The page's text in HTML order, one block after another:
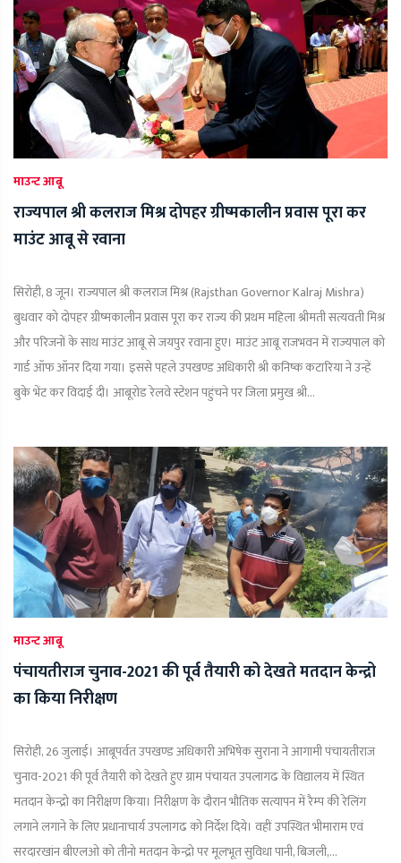
माउन्ट आबू
राज्यपाल श्री कलराज मिश्र दोपहर ग्रीष्मकालीन प्रवास पूरा कर
माउंट आबू से रवाना
सिरोही, 8 जून। राज्यपाल श्री कलराज मिश्र (Rajsthan Governor Kalraj Mishra)
बुधवार को दोपहर ग्रीष्मकालीन प्रवास पूरा कर राज्य की प्रथम महिला श्रीमती सत्यवती मिश्र
और परिजनों के साथ माउंट आबू से जयपुर रवाना हुए। माउंट आबू राजभवन में राज्यपाल को
गार्ड ऑफ ऑनर दिया गया। इससे पहले उपखण्ड अधिकारी श्री कनिष्क कटारिया ने उन्हें
बुके भेंट कर विदाई दी। आबूरोड रेलवे स्टेशन पहुंचने पर जिला प्रमुख श्री...
माउन्ट आबू
पंचायतीराज चुनाव-2021 की पूर्व तैयारी को देखते मतदान केन्द्रो
का किया निरीक्षण
सिरोही, 26 जुलाई। आबूपर्वत उपखण्ड अधिकारी अभिषेक सुराना ने आगामी पंचायतीराज
चुनाव-2021 की पूर्व तैयारी को देखते हुए ग्राम पंचायत उपलागढ के विद्यालय में स्थित
मतदान केन्द्रो का निरीक्षण किया। निरीक्षण के दौरान भौतिक सत्यापन में रैम्प की रेलिंग
लगाने लगाने के लिए प्रधानाचार्य उपलागढ को निर्देश दिये। वहीं उपस्थित भीमाराम एवं
सरदारखांन बीएलओ को तीनो मतदान केन्द्रो पर मूलभूत सुविधा पानी, बिजली,...